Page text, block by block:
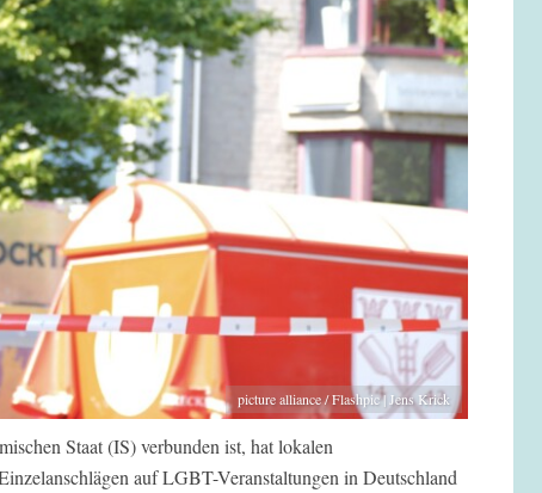
picture alliance / Flashpic | Jens Krick
Staat (IS) verbunden ist, hat lokalen
auf LGBT-Veranstaltungen in Deutschland